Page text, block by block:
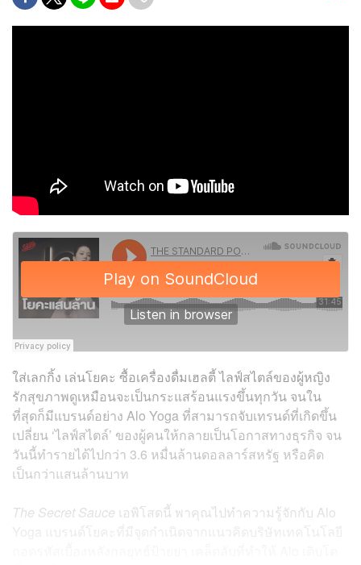
ใส่เลกกิ้ง เล่นโยคะ ซื้อเครื่องดื่มเฮลตี้ ไลฟ์สไตล์ของผู้หญิง
รักสุขภาพดูเหมือนจะเป็นกระแสร้อนแรงขึ้นทุกวัน จนใน
ที่สุดก็มีแบรนด์อย่าง Alo Yoga ที่สามารถจับเทรนด์ที่เกิดขึ้น
เปลี่ยน ‘ไลฟ์สไตล์’ ของผู้คนให้กลายเป็นโอกาสทางธุรกิจ จน
วันนี้ทำรายได้ไปกว่า 3.6 หมื่นล้านดอลลาร์สหรัฐ หรือคิด
เป็นกว่าแสนล้านบาท
The Secret Sauce เอพิโสดนี้ พาคุณไปทำความรู้จักกับ Alo